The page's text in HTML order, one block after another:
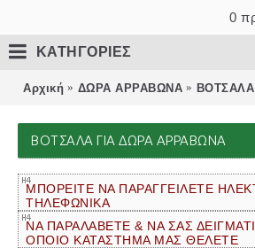
0
ΚΑΤΗΓΟΡΙΕΣ
Αρχική ΔΩΡΑ ΑΡΡΑΒΩΝΑ ΒΟΤΣΑΛΑ
ΒΟΤΣΑΛΑ ΓΙΑ ΔΏΡΑ ΑΡΡΑΒΏΝΑ
ΜΠΟΡΕΙΤΕ ΝΑ ΠΑΡΑΓΓΕΙΛΕΤΕ
ΤΗΛΕΦΩΝΙΚΑ
ΝΑ ΠΑΡΑΛΑΒΕΤΕ & ΝΑ ΣΑΣ
ΟΠΟΙΟ ΚΑΤΑΣΤΗΜΑ ΜΑΣ ΘΕΛΕΤΕ